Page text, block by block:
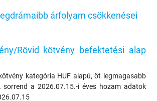
árfolyam csökkenései
Rövid kötvény befektetési alap
kategória HUF alapú, öt legmagasabb
sorrend a 2026.07.15.-i éves hozam adatok